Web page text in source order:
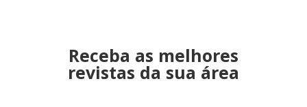
Receba as melhores
revistas da sua área